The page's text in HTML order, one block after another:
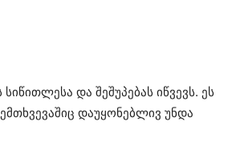
და შეშუპებას იწვევს. ეს
დაუყონებლივ უნდა